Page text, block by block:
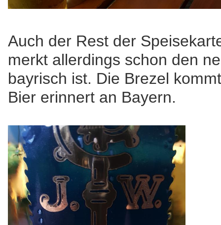
Auch der Rest der
merkt allerdings schon den
bayrisch ist. Die Brezel
Bier erinnert an Bayern.